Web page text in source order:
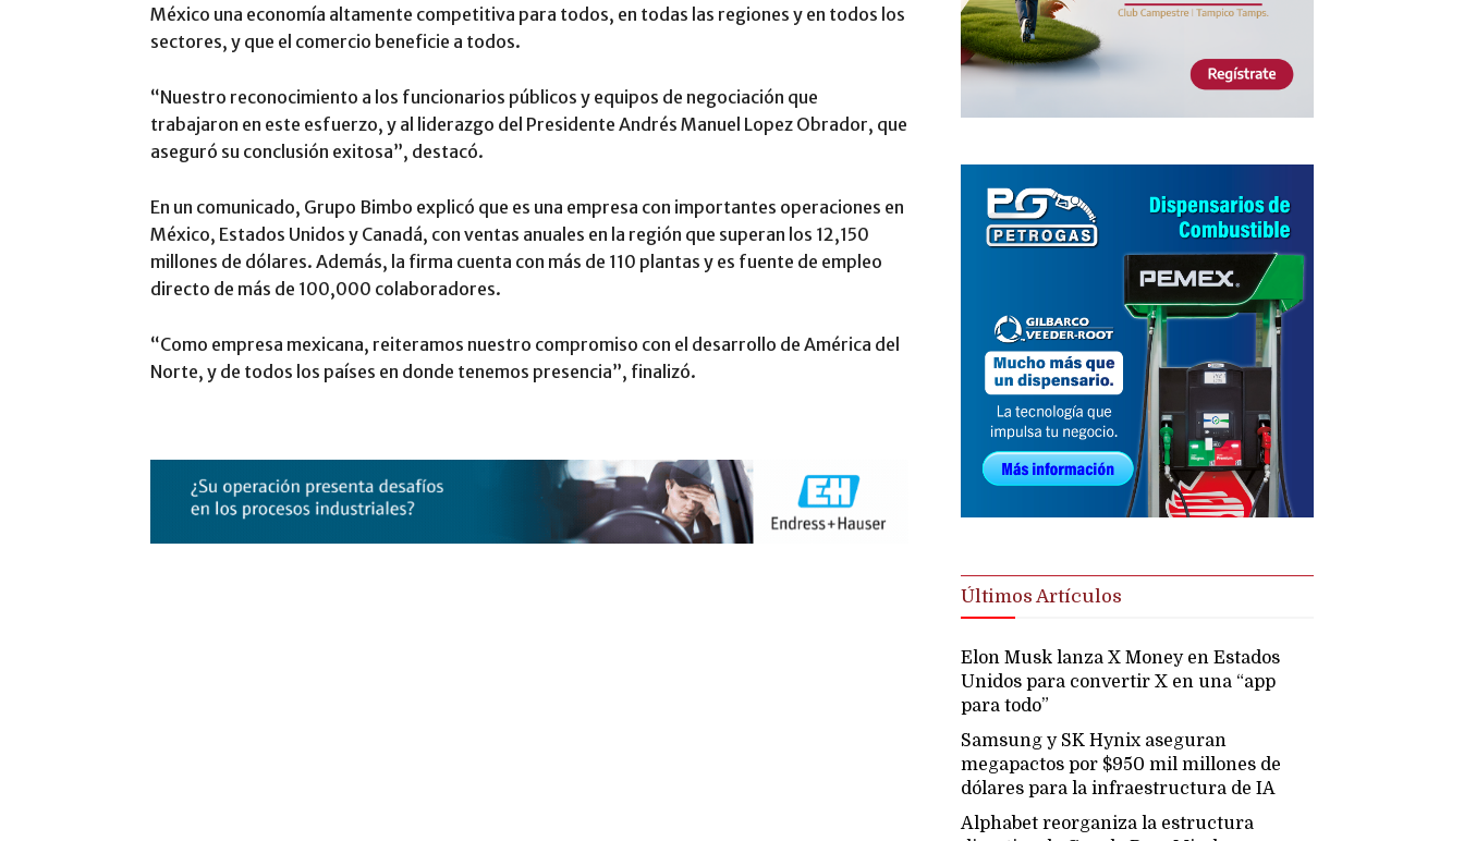
México una economía altamente competitiva para todos, en todas las regiones y en todos los
sectores, y que el comercio beneficie a todos.
“Nuestro reconocimiento a los funcionarios públicos y equipos de negociación que
trabajaron en este esfuerzo, y al liderazgo del Presidente Andrés Manuel Lopez Obrador, que
aseguró su conclusión exitosa”, destacó.
En un comunicado, Grupo Bimbo explicó que es una empresa con importantes operaciones en
México, Estados Unidos y Canadá, con ventas anuales en la región que superan los 12,150
millones de dólares. Además, la firma cuenta con más de 110 plantas y es fuente de empleo
directo de más de 100,000 colaboradores.
“Como empresa mexicana, reiteramos nuestro compromiso con el desarrollo de América del
Norte, y de todos los países en donde tenemos presencia”, finalizó.
Últimos Artículos
Elon Musk lanza X Money en Estados
Unidos para convertir X en una “app
para todo”
Samsung y SK Hynix aseguran
megapactos por $950 mil millones de
dólares para la infraestructura de IA
Alphabet reorganiza la estructura